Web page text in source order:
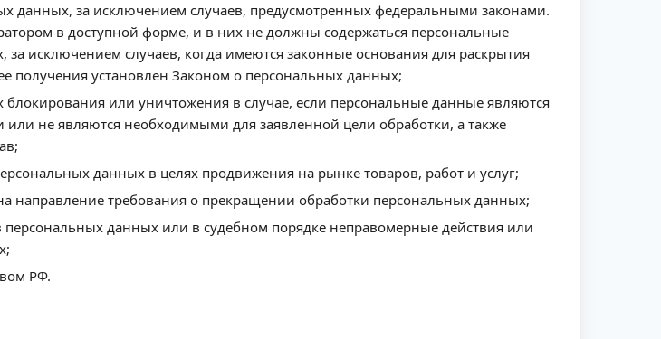
данных, за исключением случаев, предусмотренных федеральными законами.
в доступной форме, и в них не должны содержаться персональные
исключением случаев, когда имеются законные основания для раскрытия
получения установлен Законом о персональных данных;
или уничтожения в случае, если персональные данные являются
не являются необходимыми для заявленной цели обработки, а также
данных в целях продвижения на рынке товаров, работ и услуг;
направление требования о прекращении обработки персональных данных;
данных или в судебном порядке неправомерные действия или
РФ.